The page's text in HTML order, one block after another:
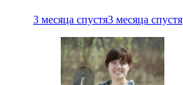
3 месяца спустя3 месяца спустя